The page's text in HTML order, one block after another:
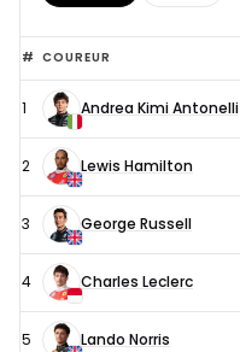
Formule
1
stand
2026
# COUREUR
1 Andrea Kimi Antonelli
2 Lewis Hamilton
3 George Russell
4 Charles Leclerc
5 Lando Norris